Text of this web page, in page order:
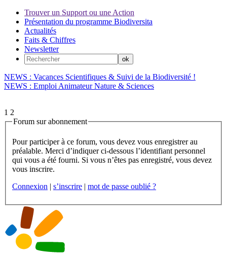
Trouver un Support ou une Action
Présentation du programme Biodiversita
Actualités
Faits & Chiffres
Newsletter
NEWS : Vacances Scientifiques & Suivi de la Biodiversité !
NEWS : Emploi Animateur Nature & Sciences
1 2
Forum sur abonnement
Pour participer à ce forum, vous devez vous enregistrer au
préalable. Merci d’indiquer ci-dessous l’identifiant personnel
qui vous a été fourni. Si vous n’êtes pas enregistré, vous devez
vous inscrire.
Connexion | s’inscrire | mot de passe oublié ?